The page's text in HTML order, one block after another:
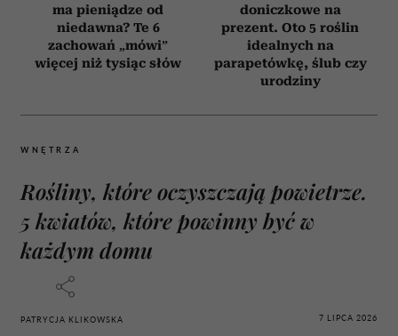
ma pieniądze od
niedawna? Te 6
zachowań „mówi”
więcej niż tysiąc słów
doniczkowe na
prezent. Oto 5 roślin
idealnych na
parapetówkę, ślub czy
urodziny
WNĘTRZA
Rośliny, które oczyszczają powietrze.
5 kwiatów, które powinny być w
każdym domu
PATRYCJA KLIKOWSKA 7 LIPCA 2026